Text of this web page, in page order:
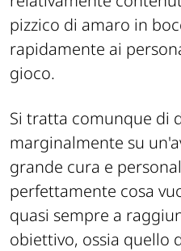
pizzico di amaro in
rapidamente ai
gioco.
Si tratta comunque di
marginalmente su
grande cura e
perfettamente cosa
quasi sempre a
obiettivo, ossia quello